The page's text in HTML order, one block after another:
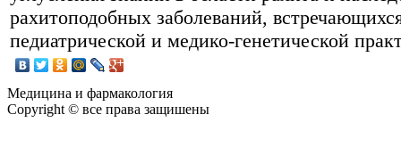
рахитоподобных заболеваний,
педиатрической и медико-генетической
Медицина и фармакология
Copyright © все права защишены